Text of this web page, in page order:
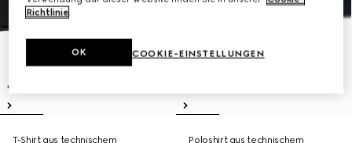
T-Shirt aus technischem
Poloshirt aus technischem
Richtlinie.
COOKIE-EINSTELLUNGEN
OK